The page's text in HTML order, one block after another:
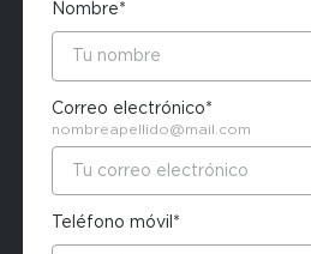
Nombre*
Correo electrónico*
nombreapellido@mail.com
Teléfono móvil*